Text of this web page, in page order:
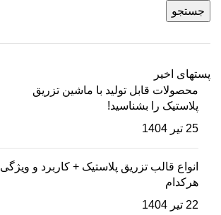
جستجو
پستهای اخیر
محصولات قابل تولید با ماشین تزریق
پلاستیک را بشناسید!
25 تیر 1404
انواع قالب تزریق پلاستیک + کاربرد و ویژگی
هرکدام
22 تیر 1404